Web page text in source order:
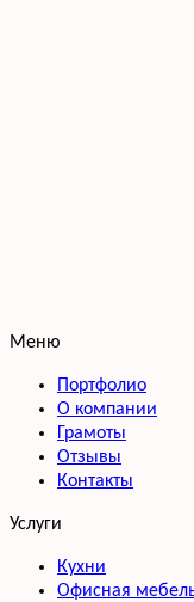
Меню
Портфолио
О компании
Грамоты
Отзывы
Контакты
Услуги
Кухни
Офисная